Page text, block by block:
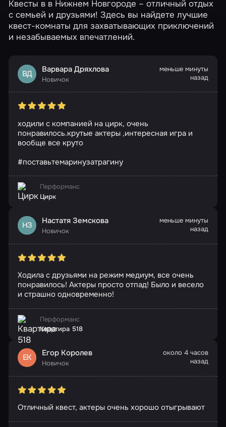
Квесты в в Нижнем Новгороде – отличный отдых
с семьей и друзьями! Здесь вы найдете лучшие
квест-комнаты для захватывающих приключений
и незабываемых впечатлений.
ВД Варвара Дряхлова
Новичок
меньше минуты
назад
ходили с компанией на цирк, очень
понравилось.крутые актеры ,интересная игра и
вообще все круто
#поставьтемаринузатрагину
Перформанс
Цирк
НЗ Настатя Земскова
Новичок
меньше минуты
назад
Ходила с друзьями на режим медиум, все очень
понравилось! Актеры просто отпад! Было и весело
и страшно одновременно!
Перформанс
Квартира 518
ЕК Егор Королев
Новичок
около 4 часов
назад
Отличный квест, актеры очень хорошо отыгрывают